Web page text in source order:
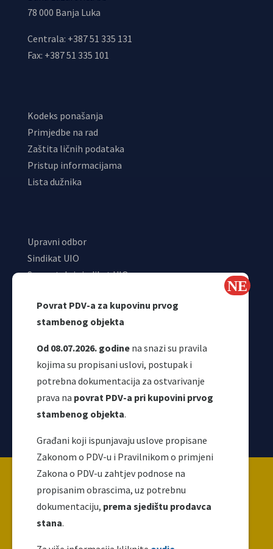
Povrat PDV-a za kupovinu prvog
stambenog objekta
Od 08.07.2026. godine na snazi su pravila
kojima su propisani uslovi, postupak i
potrebna dokumentacija za ostvarivanje
prava na povrat PDV-a pri kupovini prvog
stambenog objekta.
Građani koji ispunjavaju uslove propisane
Zakonom o PDV-u i Pravilnikom o primjeni
Zakona o PDV-u zahtjev podnose na
propisanim obrascima, uz potrebnu
dokumentaciju, prema sjedištu prodavca
stana.
78 000 Banja Luka
Centrala: +387 51 335 131
Fax: +387 51 335 101
Kodeks ponašanja
Primjedbe na rad
Zaštita ličnih podataka
Pristup informacijama
Lista dužnika
Upravni odbor
Sindikat UIO
Samostalni sindikat UIO
Odjeljenje za makroekonomsku analizu
Korisni linkovi
Copyright ©2026 Uprava za indirektno / neizravno
oporezivanje BiH